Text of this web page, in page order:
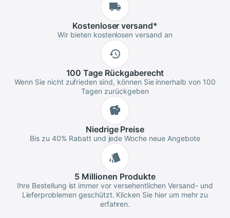
Kostenloser versand*
Wir bieten kostenlosen versand an
100 Tage Rückgaberecht
Wenn Sie nicht zufrieden sind, können Sie innerhalb von 100
Tagen zurückgeben
NiedrigePreise
Bis zu 40% Rabatt und jede Woche neue Angebote
5 Millionen Produkte
Ihre Bestellung ist immer vor versehentlichen Versand- und
Lieferproblemen geschützt. Klicken Sie hier um mehr zu
erfahren.